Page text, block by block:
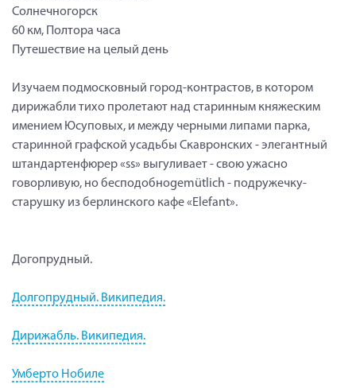
Солнечногорск
60 км, Полтора часа
Путешествие на целый день
Изучаем подмосковный город-контрастов, в котором
дирижабли тихо пролетают над старинным княжеским
имением Юсуповых, и между черными липами парка,
старинной графской усадьбы Скавронских - элегантный
штандартенфюрер «ss» выгуливает - свою ужасно
говорливую, но бесподобноgemütlich - подружечку-
старушку из берлинского кафе «Elefant».
Догопрудный.
Долгопрудный. Википедия.
Дирижабль. Википедия.
Умберто Нобиле